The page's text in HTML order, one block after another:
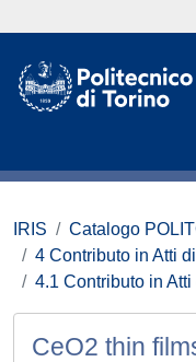
IRIS
Catalogo
4 Contributo in Atti
4.1 Contributo in
CeO2 thin